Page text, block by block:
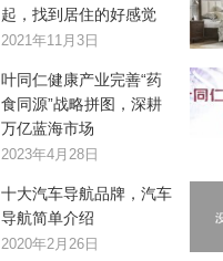
起，找到居住的好感觉
2021年11月3日
叶同仁健康产业完善“药
食同源”战略拼图，深耕
万亿蓝海市场
2023年4月28日
十大汽车导航品牌，汽车
导航简单介绍
2020年2月26日